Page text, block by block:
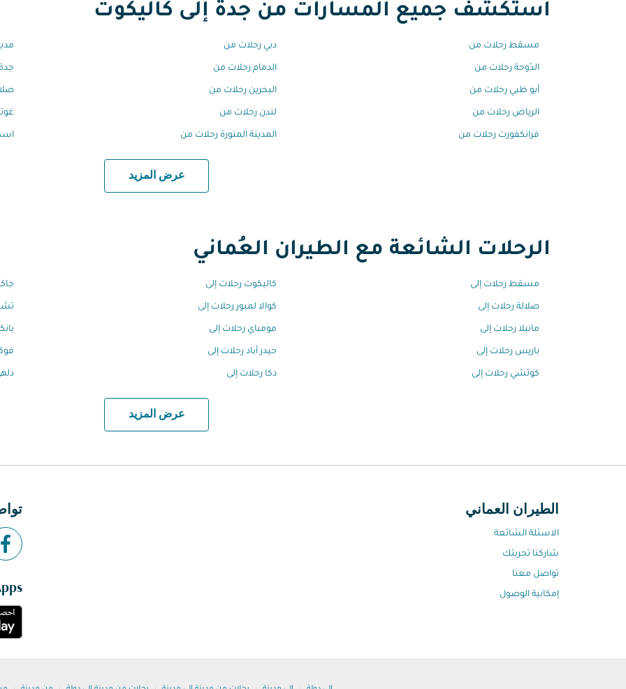
استكشف جميع المسارات من جدة إلى كاليكوت
مسقط رحلات من دبي رحلات من
الدّوحة رحلات من الدمام رحلات من
أبو ظبي رحلات من البحرين رحلات من
الرياض رحلات من لندن رحلات من
فرانكفورت رحلات من المدينة المنورة رحلات من
عرض المزيد
الرحلات الشائعة مع الطيران العُماني
مسقط رحلات إلى كاليكوت رحلات إلى
صلالة رحلات إلى كوالا لمبور رحلات إلى
مانيلا رحلات إلى مومباي رحلات إلى
باريس رحلات إلى حيدر أباد رحلات إلى
كوتشي رحلات إلى دكا رحلات إلى
عرض المزيد
الطيران العماني
الاسئلة الشائعة
شاركنا تجربتك
تواصل معنا
إمكانية الوصول